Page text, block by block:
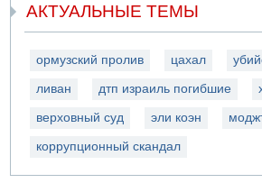
АКТУАЛЬНЫЕ ТЕМЫ
ормузский пролив цахал
ливан дтп израиль погибшие
верховный суд эли коэн
коррупционный скандал